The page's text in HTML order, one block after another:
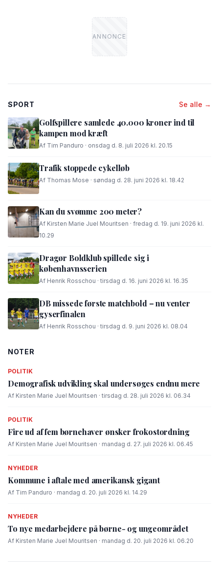
SPORT Se alle →
Golfspillere samlede 40.000 kroner ind til
kampen mod kræft
Af Tim Panduro · onsdag d. 8. juli 2026 kl. 20.15
Trafik stoppede cykelløb
Af Thomas Mose · søndag d. 28. juni 2026 kl. 18.42
Kan du svømme 200 meter?
Af Kirsten Marie Juel Mouritsen · fredag d. 19. juni 2026 kl.
10.29
Dragør Boldklub spillede sig i
københavnsserien
Af Henrik Rosschou · tirsdag d. 16. juni 2026 kl. 16.35
DB missede første matchbold – nu venter
gyserfinalen
Af Henrik Rosschou · tirsdag d. 9. juni 2026 kl. 08.04
NOTER
POLITIK
Demografisk udvikling skal undersøges endnu mere
Af Kirsten Marie Juel Mouritsen · tirsdag d. 28. juli 2026 kl. 06.34
POLITIK
Fire ud af fem børnehaver ønsker frokostordning
Af Kirsten Marie Juel Mouritsen · mandag d. 27. juli 2026 kl. 06.45
NYHEDER
Kommune i aftale med amerikansk gigant
Af Tim Panduro · mandag d. 20. juli 2026 kl. 14.29
NYHEDER
To nye medarbejdere på børne- og ungeområdet
Af Kirsten Marie Juel Mouritsen · mandag d. 20. juli 2026 kl. 06.20